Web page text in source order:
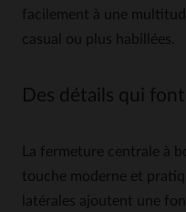
facilement à une
casual ou plus habillées.
Des détails qui
La fermeture centrale à
touche moderne et
latérales ajoutent une